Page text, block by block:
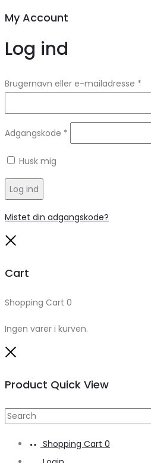
My Account
Log ind
Brugernavn eller e-mailadresse *
Adgangskode *
Husk mig
Log ind
Mistet din adgangskode?
Cart
Shopping Cart 0
Ingen varer i kurven.
Product Quick View
Search
Shopping Cart 0